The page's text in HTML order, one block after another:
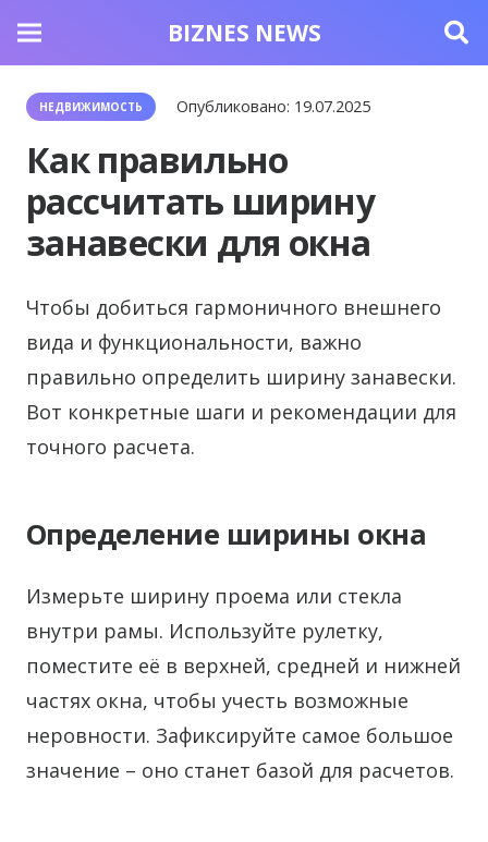
BIZNES NEWS
НЕДВИЖИМОСТЬ Опубликовано: 19.07.2025
Как правильно
рассчитать ширину
занавески для окна
Чтобы добиться гармоничного внешнего
вида и функциональности, важно
правильно определить ширину занавески.
Вот конкретные шаги и рекомендации для
точного расчета.
Определение ширины окна
Измерьте ширину проема или стекла
внутри рамы. Используйте рулетку,
поместите её в верхней, средней и нижней
частях окна, чтобы учесть возможные
неровности. Зафиксируйте самое большое
значение – оно станет базой для расчетов.